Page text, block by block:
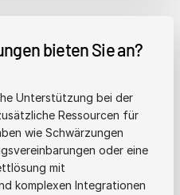
bieten Sie an?
Unterstützung bei der
Ressourcen für
wie Schwärzungen
oder eine
mit
komplexen Integrationen